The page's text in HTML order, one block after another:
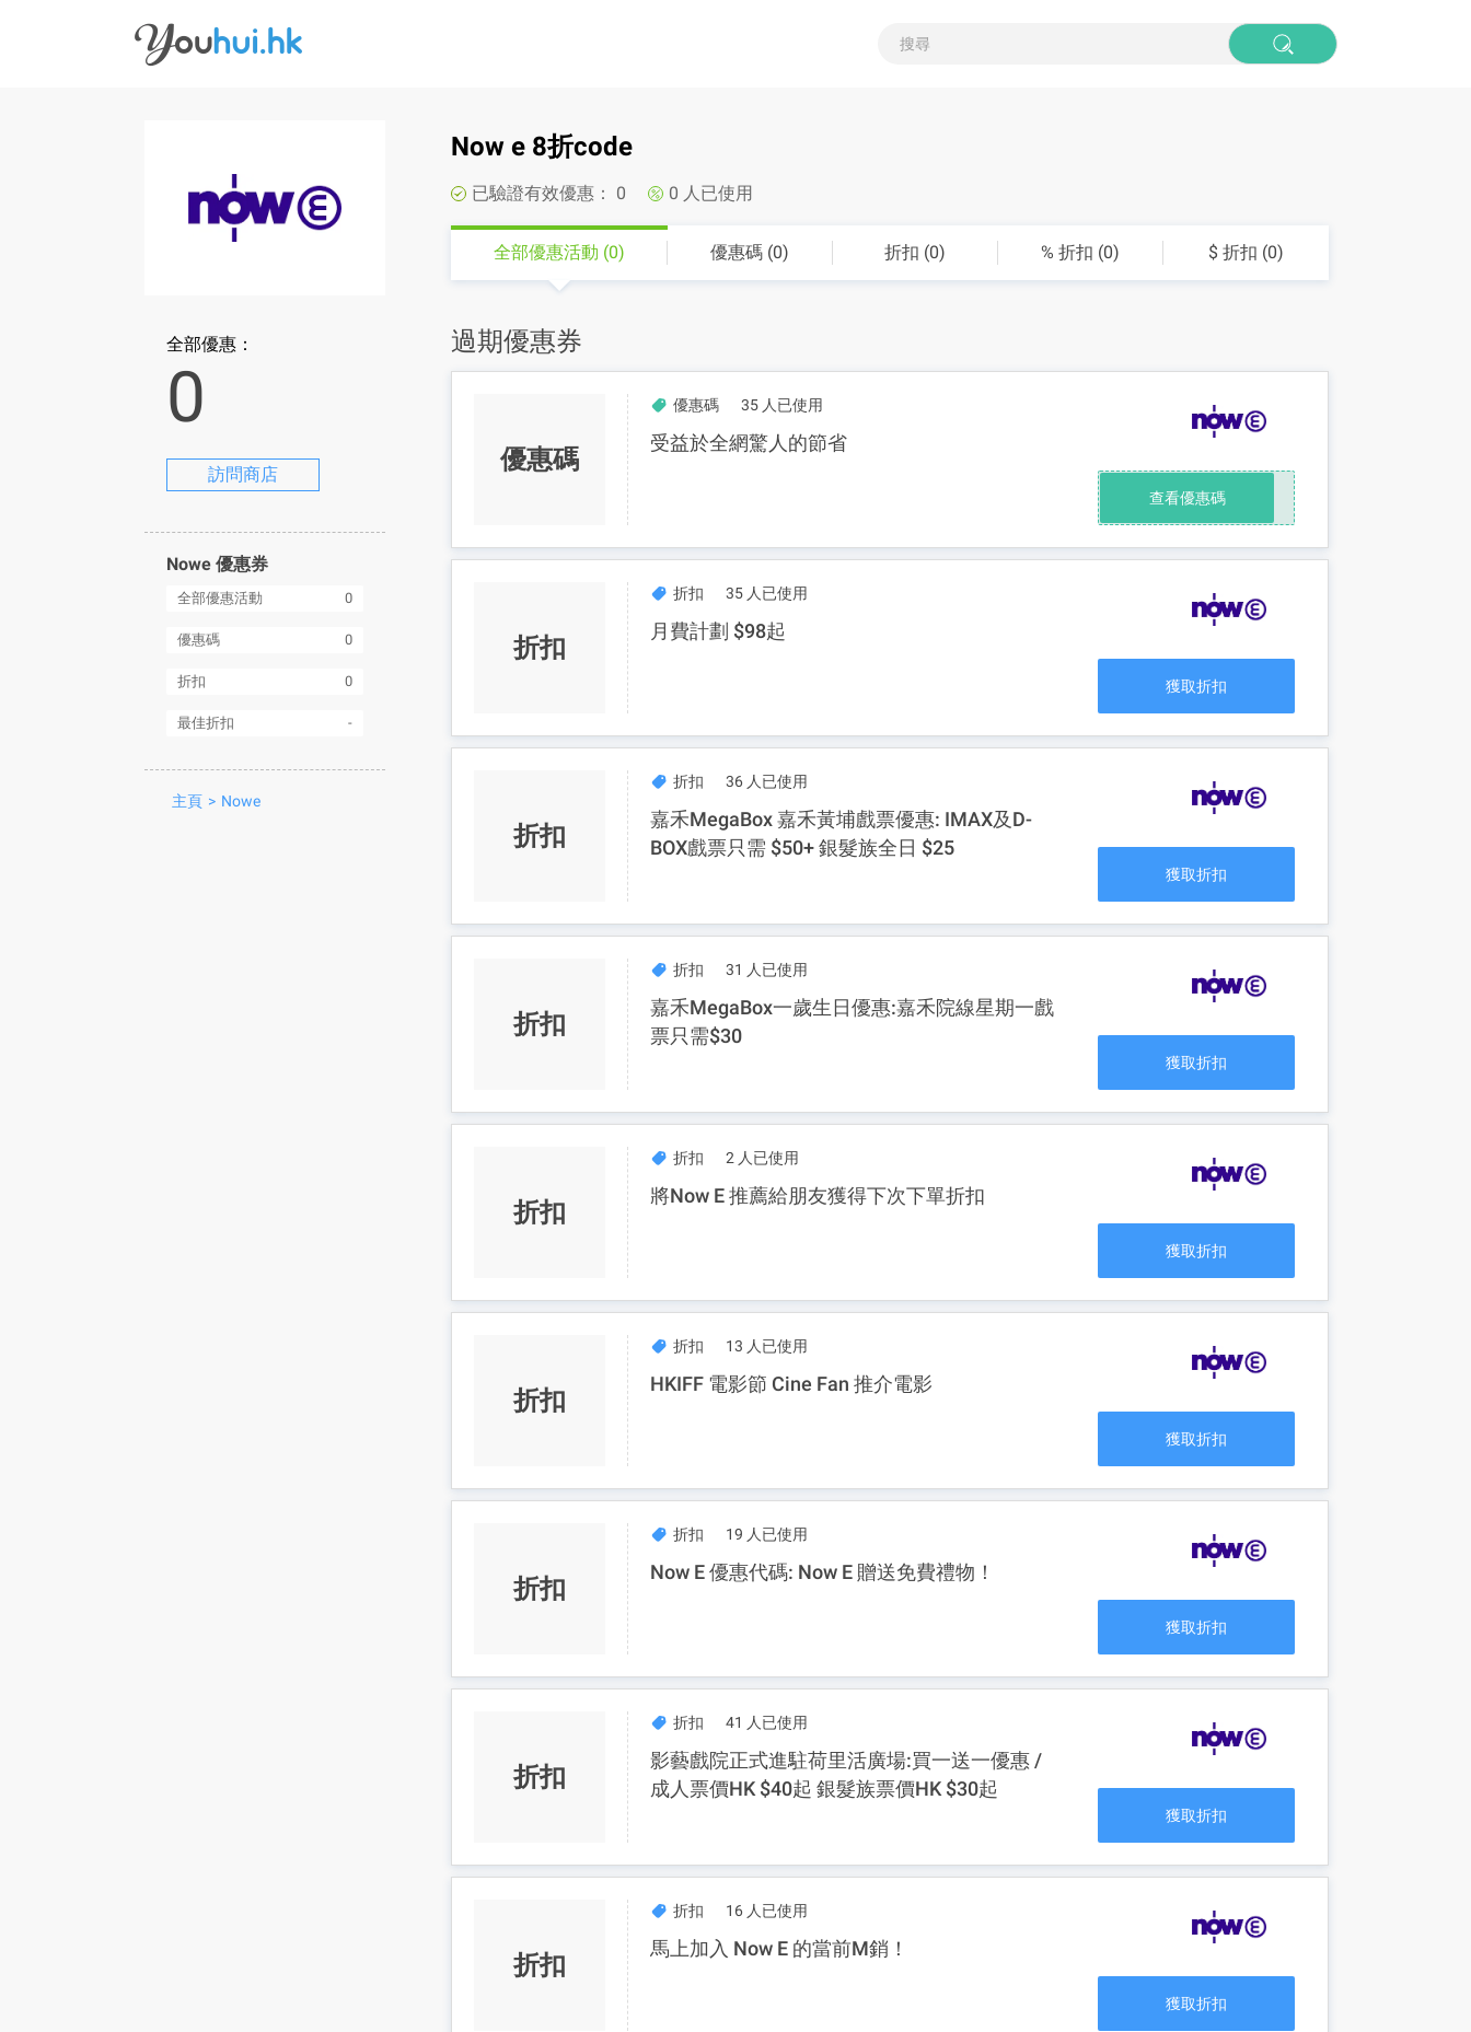
全部優惠：
0
訪問商店
Nowe 優惠券
全部優惠活動 0
優惠碼 0
折扣 0
最佳折扣 -
主頁 > Nowe
Now e 8折code
已驗證有效優惠： 0 0 人已使用
全部優惠活動 (0) 優惠碼 (0) 折扣 (0) % 折扣 (0) $ 折扣 (0)
過期優惠券
優惠碼
優惠碼 35 人已使用
受益於全網驚人的節省
查看優惠碼
折扣
折扣 35 人已使用
月費計劃 $98起
獲取折扣
折扣
折扣 36 人已使用
嘉禾MegaBox 嘉禾黃埔戲票優惠: IMAX及D-
BOX戲票只需 $50+ 銀髮族全日 $25
獲取折扣
折扣
折扣 31 人已使用
嘉禾MegaBox一歲生日優惠:嘉禾院線星期一戲
票只需$30
獲取折扣
折扣
折扣 2 人已使用
將Now E 推薦給朋友獲得下次下單折扣
獲取折扣
折扣
折扣 13 人已使用
HKIFF 電影節 Cine Fan 推介電影
獲取折扣
折扣
折扣 19 人已使用
Now E 優惠代碼: Now E 贈送免費禮物！
獲取折扣
折扣
折扣 41 人已使用
影藝戲院正式進駐荷里活廣場:買一送一優惠 /
成人票價HK $40起 銀髮族票價HK $30起
獲取折扣
折扣
折扣 16 人已使用
馬上加入 Now E 的當前M銷！
獲取折扣